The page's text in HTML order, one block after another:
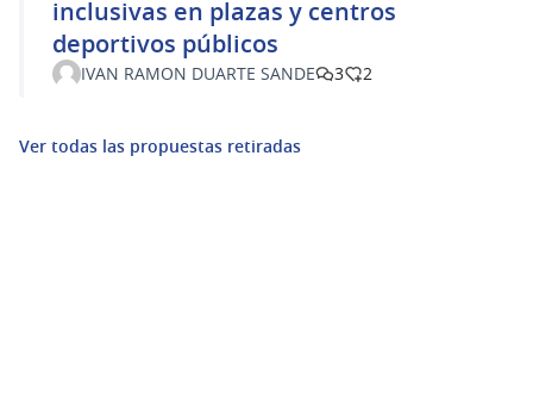
inclusivas en plazas y centros
deportivos públicos
IVAN RAMON DUARTE SANDE 3 2
Ver todas las propuestas retiradas